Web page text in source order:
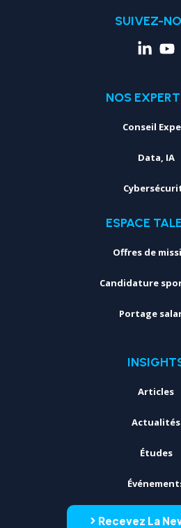
SUIVEZ-
NOS
Conseil
Data, IA
ESPACE
Offres de
Candidature
Portage
Articles
Actualités
Études
Recevez La